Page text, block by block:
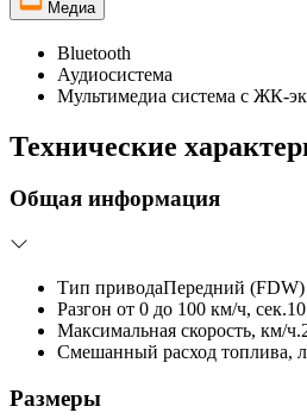
Медиа
Bluetooth
Аудиосистема
Мультимедиа система с ЖК-
Технические
Общая информация
Тип приводаПередний (FDW)
Разгон от 0 до 100 км/ч, сек.
Максимальная скорость, км/ч.
Смешанный расход топлива,
Размеры